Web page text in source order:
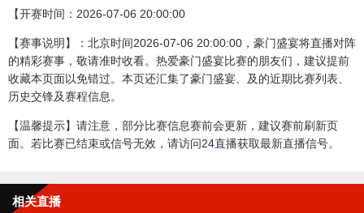
【开赛时间：2026-07-06 20:00:00
【赛事说明】：北京时间2026-07-06 20:00:00，豪门盛宴将直播对阵
的精彩赛事，敬请准时收看。热爱豪门盛宴比赛的朋友们，建议提前
收藏本页面以免错过。本页还汇集了豪门盛宴、及的近期比赛列表、
历史交锋及赛程信息。
【温馨提示】请注意，部分比赛信息赛前会更新，建议赛前刷新页
面。若比赛已结束或信号无效，请访问24直播获取最新直播信号。
相关直播